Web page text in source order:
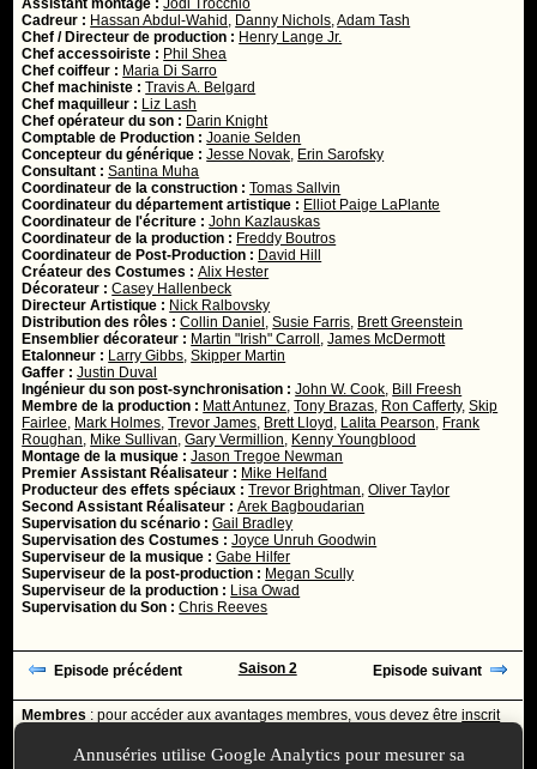
Assistant montage :Jodi Trocchio
Cadreur : Hassan Abdul-Wahid , Danny Nichols,Adam Tash
Chef / Directeur de production : Henry Lange Jr.
Chef accessoiriste : Phil Shea
Chef coiffeur : Maria Di Sarro
Chef machiniste :Travis A. Belgard
Chef maquilleur : Liz Lash
Chef opérateur du son : Darin Knight
Comptable de Production :Joanie Selden
Concepteur du générique :Jesse Novak, Erin Sarofsky
Consultant :Santina Muha
Coordinateur de la construction :Tomas Sallvin
Coordinateur du département artistique : Elliot Paige LaPlante
Coordinateur de l'écriture :John Kazlauskas
Coordinateur de la production : Freddy Boutros
Coordinateur de Post-Production : David Hill
Créateur des Costumes :Alix Hester
Décorateur :Casey Hallenbeck
Directeur Artistique : Nick Ralbovsky
Distribution des rôles :Collin Daniel ,Susie Farris, Brett Greenstein
Ensemblier décorateur : Martin "Irish" Carroll ,James McDermott
Etalonneur : Larry Gibbs,Skipper Martin
Gaffer :Justin Duval
Ingénieur du son post-synchronisation :John W. Cook, Bill Freesh
Membre de la production : Matt Antunez,Tony Brazas, Ron Cafferty,Skip
Fairlee, Mark Holmes,Trevor James, Brett Lloyd , Lalita Pearson, Frank
Roughan, Mike Sullivan,Gary Vermillion, Kenny Youngblood
Montage de la musique :Jason Tregoe Newman
Premier Assistant Réalisateur : Mike Helfand
Producteur des effets spéciaux :Trevor Brightman,Oliver Taylor
Second Assistant Réalisateur :Arek Bagboudarian
Supervisation du scénario :Gail Bradley
Supervisation des Costumes :Joyce Unruh Goodwin
Superviseur de la musique :Gabe Hilfer
Superviseur de la post-production : Megan Scully
Superviseur de la production : Lisa Owad
Supervisation du Son :Chris Reeves
Episode précédent Saison 2 Episode suivant
Membres : pour accéder aux avantages membres, vous devez êtreinscrit
Ajoutée le :30/11/-0001 à 00:00 -Mise à jour le : 11/02/2017 à 20:03
Annuséries utilise Google Analytics pour mesurer sa